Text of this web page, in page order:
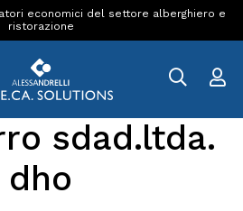
economici del settore alberghiero e
ristorazione
sdad.ltda.
dho